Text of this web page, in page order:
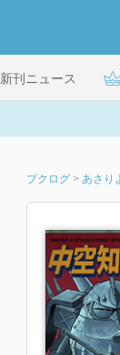
新刊ニュース
ブクログ > あさり